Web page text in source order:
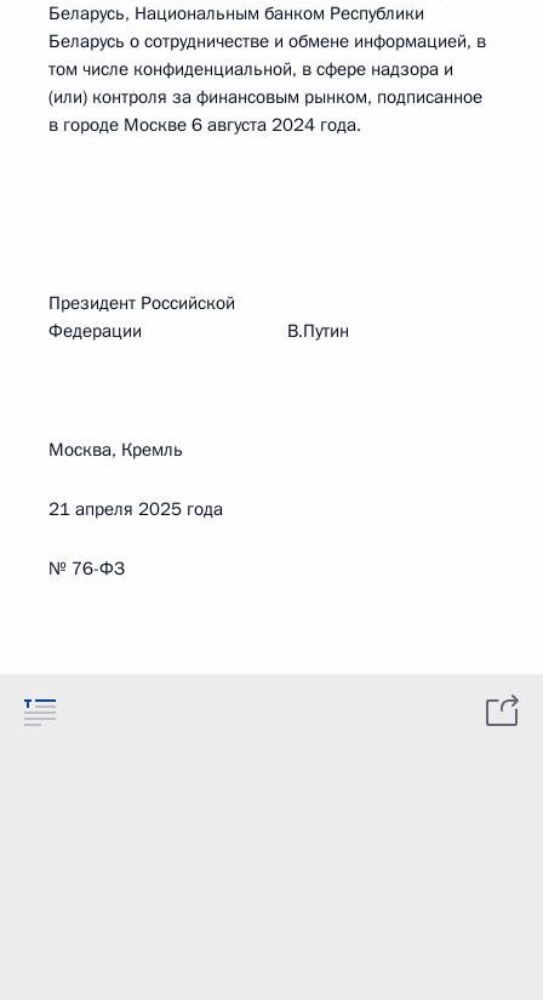
Беларусь, Национальным банком Республики
Беларусь о сотрудничестве и обмене информацией, в
том числе конфиденциальной, в сфере надзора и
(или) контроля за финансовым рынком, подписанное
в городе Москве 6 августа 2024 года.
Президент Российской
Федерации В.Путин
Москва, Кремль
21 апреля 2025 года
№ 76-ФЗ